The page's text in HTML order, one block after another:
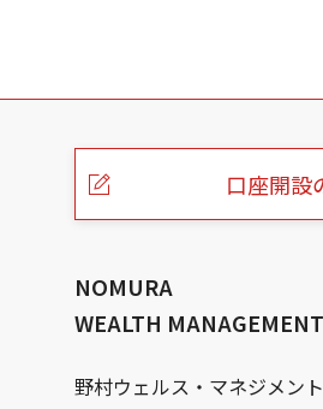
こ
口座開設
NOMURA
WEALTH MANAGEMENT
野村ウェルス・マネジメン